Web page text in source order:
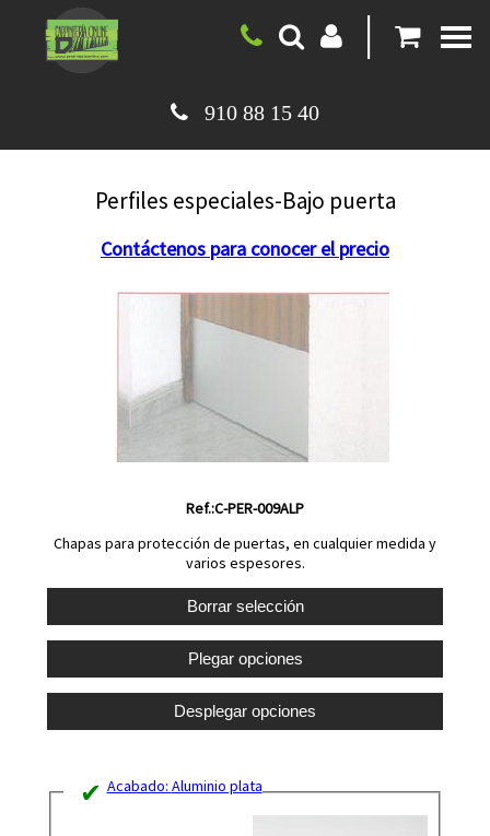
|
910 88 15 40
Perfiles especiales-Bajo puerta
Contáctenos para conocer el precio
Ref.:C-PER-009ALP
Chapas para protección de puertas, en cualquier medida y
varios espesores.
Acabado: Aluminio plata